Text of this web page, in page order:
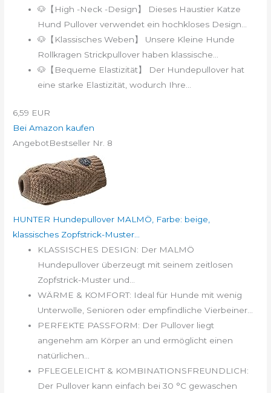
🐶【High -Neck -Design】 Dieses Haustier Katze
Hund Pullover verwendet ein hochkloses Design...
🐶【Klassisches Weben】 Unsere Kleine Hunde
Rollkragen Strickpullover haben klassische...
🐶【Bequeme Elastizität】 Der Hundepullover hat
eine starke Elastizität, wodurch Ihre...
6,59 EUR
Bei Amazon kaufen
AngebotBestseller Nr. 8
HUNTER Hundepullover MALMÖ, Farbe: beige,
klassisches Zopfstrick-Muster...
KLASSISCHES DESIGN: Der MALMÖ
Hundepullover überzeugt mit seinem zeitlosen
Zopfstrick-Muster und...
WÄRME & KOMFORT: Ideal für Hunde mit wenig
Unterwolle, Senioren oder empfindliche Vierbeiner...
PERFEKTE PASSFORM: Der Pullover liegt
angenehm am Körper an und ermöglicht einen
natürlichen...
PFLEGELEICHT & KOMBINATIONSFREUNDLICH:
Der Pullover kann einfach bei 30 °C gewaschen